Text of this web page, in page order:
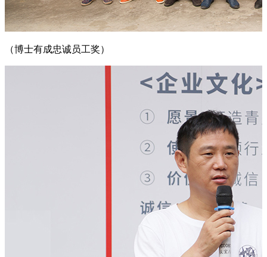
（博士有成忠诚员工奖）